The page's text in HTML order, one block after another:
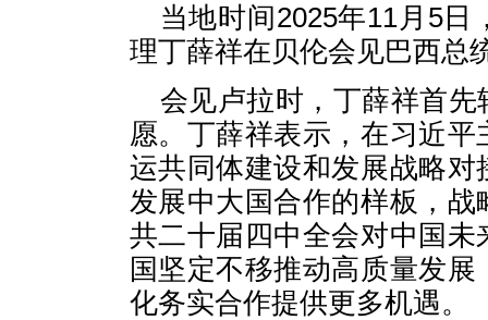
当地时间2025年11月5
理丁薛祥在贝伦会见巴西总
会见卢拉时，丁薛祥首
愿。丁薛祥表示，在习近
运共同体建设和发展战略
发展中大国合作的样板，
共二十届四中全会对中国
国坚定不移推动高质量发
化务实合作提供更多机遇。